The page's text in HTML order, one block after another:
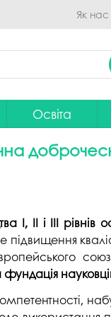
Як нас
студентів
Освіта
Освітні
Графік
Положення про
Громадське
ІІ і ІІІ